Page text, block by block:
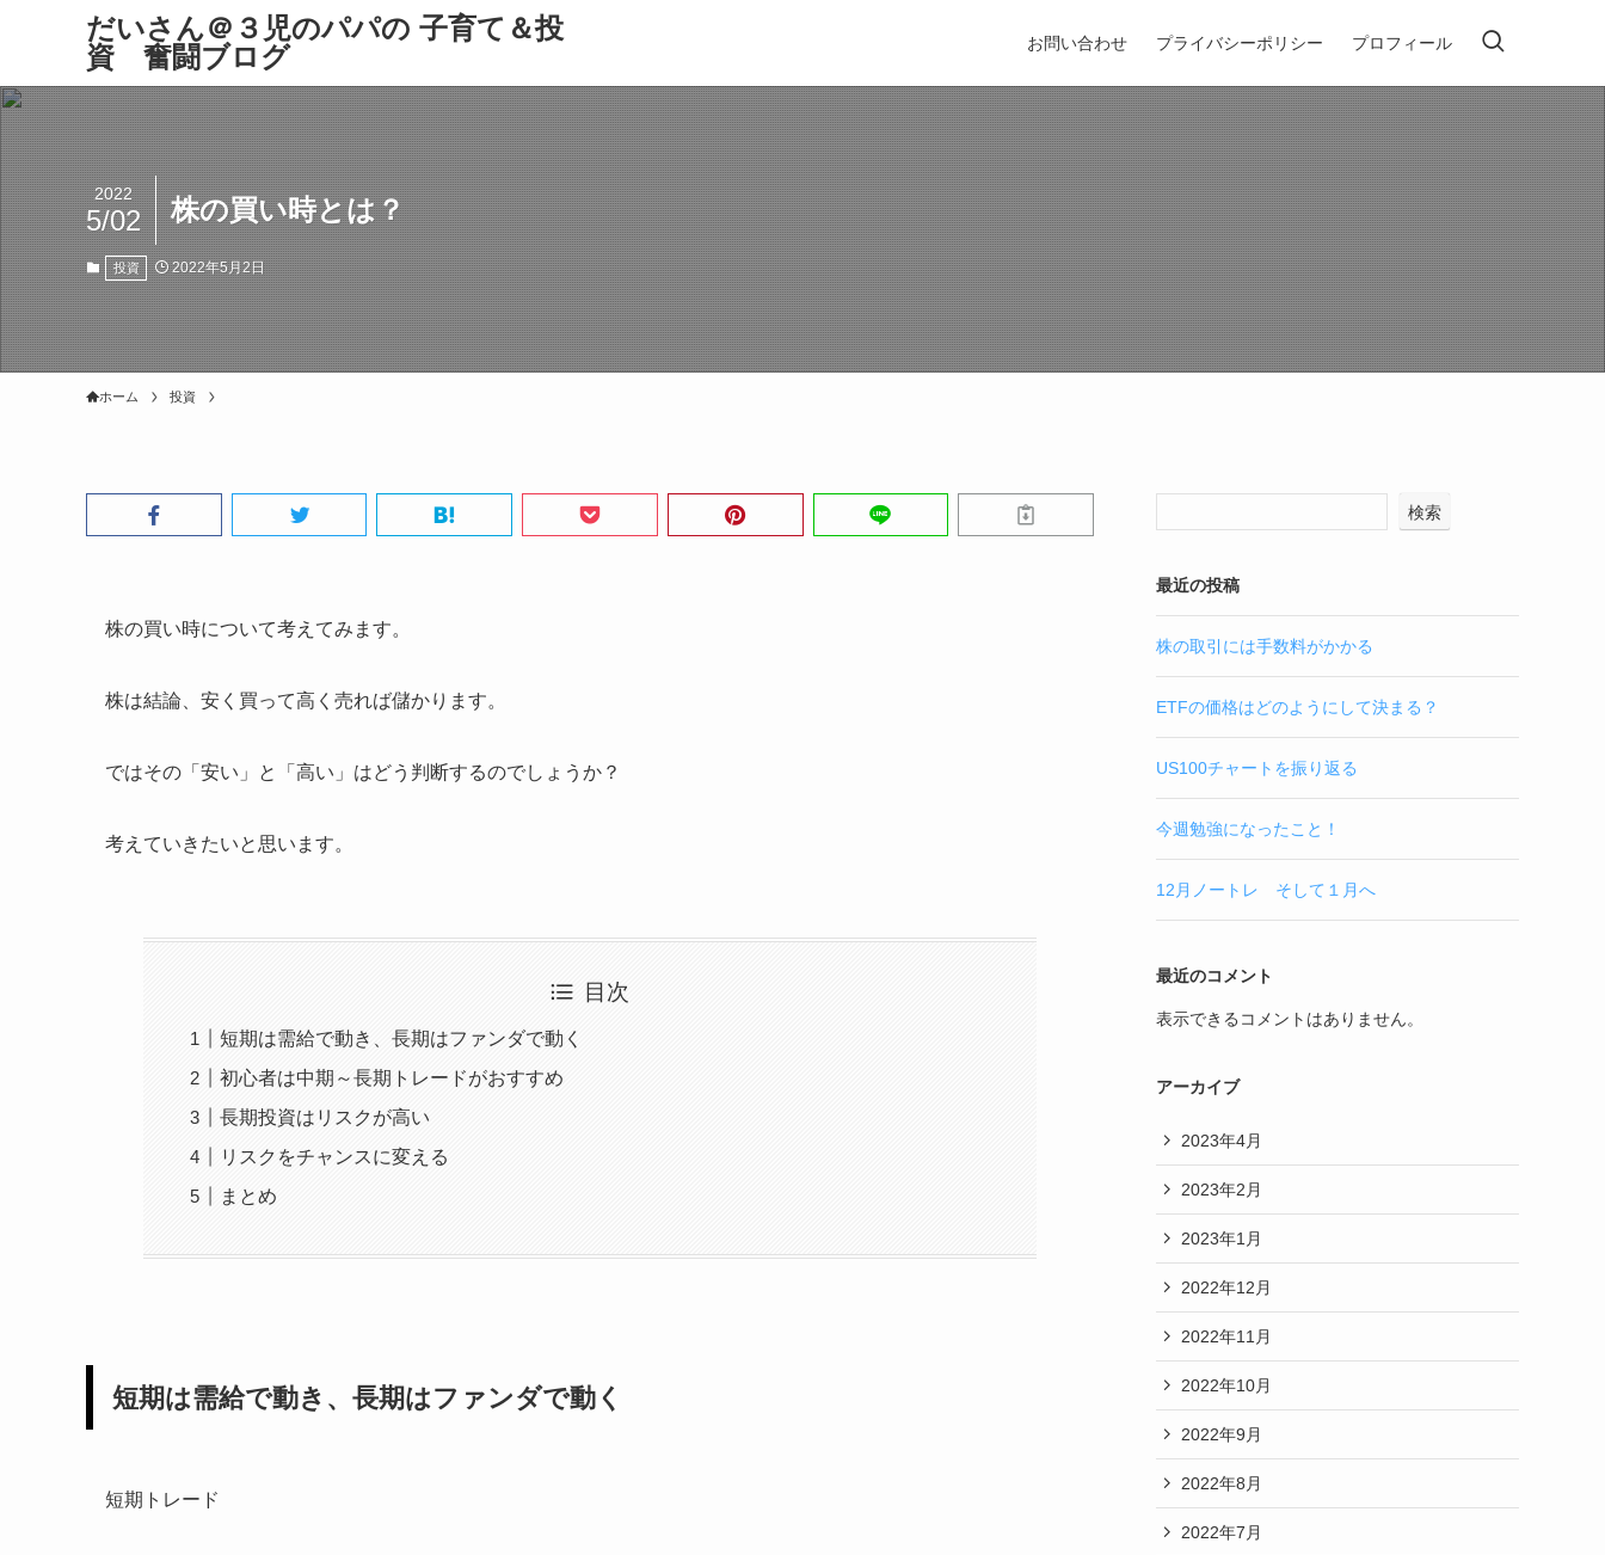
だいさん＠３児のパパの 子育て＆投
資 奮闘ブログ
お問い合わせ プライバシーポリシー プロフィール
株の買い時とは？
2022
5/02
投資 2022年5月2日
ホーム 投資
株の買い時について考えてみます。
株は結論、安く買って高く売れば儲かります。
ではその「安い」と「高い」はどう判断するのでしょうか？
考えていきたいと思います。
目次
短期は需給で動き、長期はファンダで動く
初心者は中期～長期トレードがおすすめ
長期投資はリスクが高い
リスクをチャンスに変える
まとめ
短期は需給で動き、長期はファンダで動く
短期トレード
検索
最近の投稿
株の取引には手数料がかかる
ETFの価格はどのようにして決まる？
US100チャートを振り返る
今週勉強になったこと！
12月ノートレ そして１月へ
最近のコメント
表示できるコメントはありません。
アーカイブ
2023年4月
2023年2月
2023年1月
2022年12月
2022年11月
2022年10月
2022年9月
2022年8月
2022年7月